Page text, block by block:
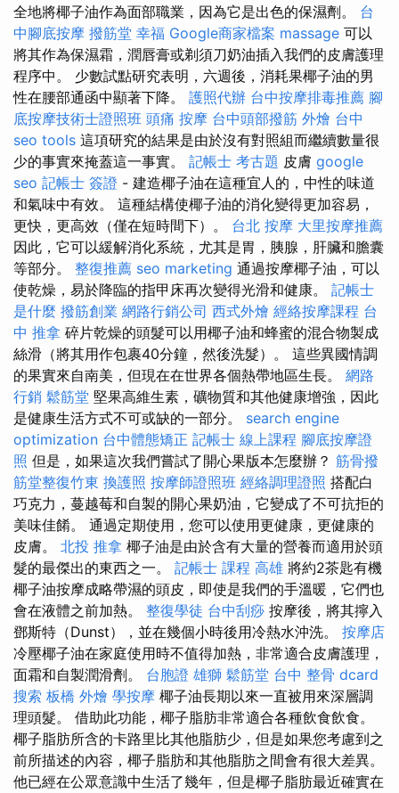
全地將椰子油作為面部職業，因為它是出色的保濕劑。 台
中腳底按摩 撥筋堂 幸福 Google商家檔案 massage 可以
將其作為保濕霜，潤唇膏或剃須刀奶油插入我們的皮膚護理
程序中。 少數試點研究表明，六週後，消耗果椰子油的男
性在腰部通函中顯著下降。 護照代辦 台中按摩排毒推薦 腳
底按摩技術士證照班 頭痛 按摩 台中頭部撥筋 外燴 台中
seo tools 這項研究的結果是由於沒有對照組而繼續數量很
少的事實來掩蓋這一事實。 記帳士 考古題 皮膚 google
seo 記帳士 簽證 - 建造椰子油在這種宜人的，中性的味道
和氣味中有效。 這種結構使椰子油的消化變得更加容易，
更快，更高效（僅在短時間下）。 台北 按摩 大里按摩推薦
因此，它可以緩解消化系統，尤其是胃，胰腺，肝臟和膽囊
等部分。 整復推薦 seo marketing 通過按摩椰子油，可以
使乾燥，易於降臨的指甲床再次變得光滑和健康。 記帳士
是什麼 撥筋創業 網路行銷公司 西式外燴 經絡按摩課程 台
中 推拿 碎片乾燥的頭髮可以用椰子油和蜂蜜的混合物製成
絲滑（將其用作包裹40分鐘，然後洗髮）。 這些異國情調
的果實來自南美，但現在在世界各個熱帶地區生長。 網路
行銷 鬆筋堂 堅果高維生素，礦物質和其他健康增強，因此
是健康生活方式不可或缺的一部分。 search engine
optimization 台中體態矯正 記帳士 線上課程 腳底按摩證
照 但是，如果這次我們嘗試了開心果版本怎麼辦？ 筋骨撥
筋堂整復竹東 換護照 按摩師證照班 經絡調理證照 搭配白
巧克力，蔓越莓和自製的開心果奶油，它變成了不可抗拒的
美味佳餚。 通過定期使用，您可以使用更健康，更健康的
皮膚。 北投 推拿 椰子油是由於含有大量的營養而適用於頭
髮的最傑出的東西之一。 記帳士 課程 高雄 將約2茶匙有機
椰子油按摩成略帶濕的頭皮，即使是我們的手溫暖，它們也
會在液體之前加熱。 整復學徒 台中刮痧 按摩後，將其擰入
鄧斯特（Dunst），並在幾個小時後用冷熱水沖洗。 按摩店
冷壓椰子油在家庭使用時不值得加熱，非常適合皮膚護理，
面霜和自製潤滑劑。 台胞證 雄獅 鬆筋堂 台中 整骨 dcard
搜索 板橋 外燴 學按摩 椰子油長期以來一直被用來深層調
理頭髮。 借助此功能，椰子脂肪非常適合各種飲食飲食。
椰子脂肪所含的卡路里比其他脂肪少，但是如果您考慮到之
前所描述的內容，椰子脂肪和其他脂肪之間會有很大差異。
他已經在公眾意識中生活了幾年，但是椰子脂肪最近確實在